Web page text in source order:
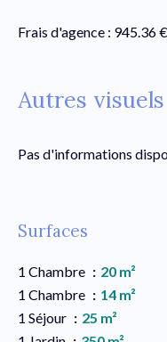
Frais d'agence : 945.36 €
Autres visuels
Pas d'informations
Surfaces
1 Chambre
20 m²
1 Chambre
14 m²
1 Séjour
25 m²